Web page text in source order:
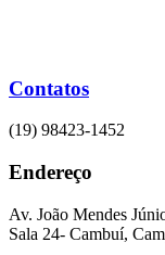
Contatos
(19) 98423-1452
Endereço
Av. João Mendes
Sala 24- Cambuí,